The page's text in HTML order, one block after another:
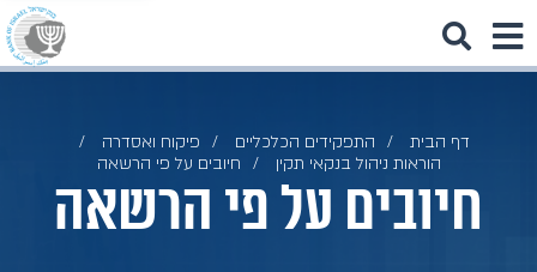
דף הבית התפקידים הכלכליים
פיקוח ואסדרה
הוראות ניהול בנקאי תקין
חיובים על פי הרשאה
חיובים על פי הרשאה